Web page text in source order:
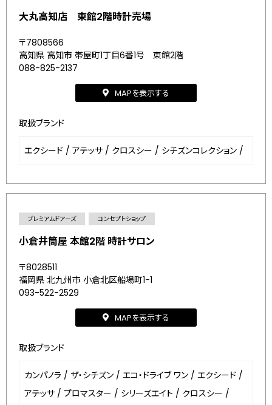
大丸高知店 東館2階時計売場
〒7808566
高知県 高知市 帯屋町1丁目6番1号 東館2階
088-825-2137
MAPを表示する
取扱ブランド
エクシード / アテッサ / クロスシー / シチズンコレクション /
プレミアムドアーズ コンセプトショップ
小倉井筒屋 本館2階 時計サロン
〒8028511
福岡県 北九州市 小倉北区船場町1-1
093-522-2529
MAPを表示する
取扱ブランド
カンパノラ / ザ・シチズン / エコ・ドライブ ワン / エクシード /
アテッサ / プロマスター / シリーズエイト / クロスシー /